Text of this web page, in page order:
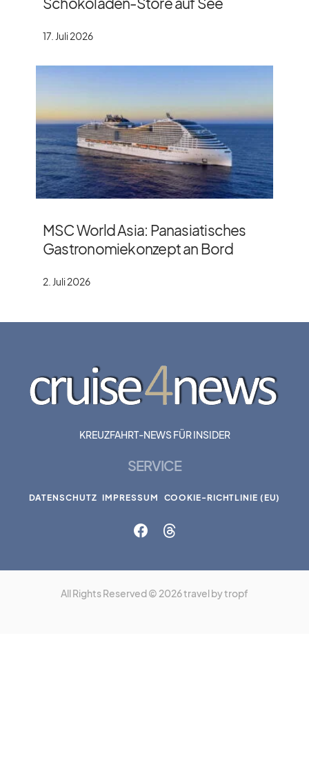
17. Juli 2026
MSC World Asia: Panasiatisches
Gastronomiekonzept an Bord
2. Juli 2026
KREUZFAHRT-NEWS FÜR INSIDER
SERVICE
DATENSCHUTZ IMPRESSUM COOKIE-RICHTLINIE (EU)
All Rights Reserved © 2026 travel by tropf